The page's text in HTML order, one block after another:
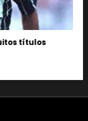
corinthiano